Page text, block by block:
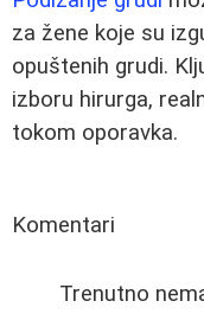
za žene koje su
opuštenih grudi.
izboru hirurga,
tokom oporavka.
Komentari
Trenutno